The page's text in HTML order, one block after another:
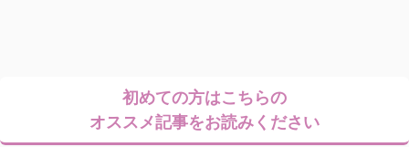
初めての方はこちらの
オススメ記事をお読みください